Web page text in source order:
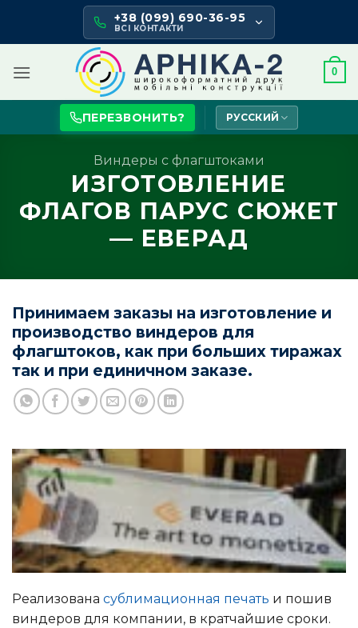
content
+38 (099) 690-36-95
ВСІ КОНТАКТИ
0
ПЕРЕЗВОНИТЬ? РУССКИЙ
Виндеры с флагштоками
ИЗГОТОВЛЕНИЕ
ФЛАГОВ ПАРУС СЮЖЕТ
— ЕВЕРАД
Принимаем заказы на изготовление и
производство виндеров для
флагштоков, как при больших тиражах
так и при единичном заказе.
Реализована сублимационная печать и пошив
виндеров для компании, в кратчайшие сроки.